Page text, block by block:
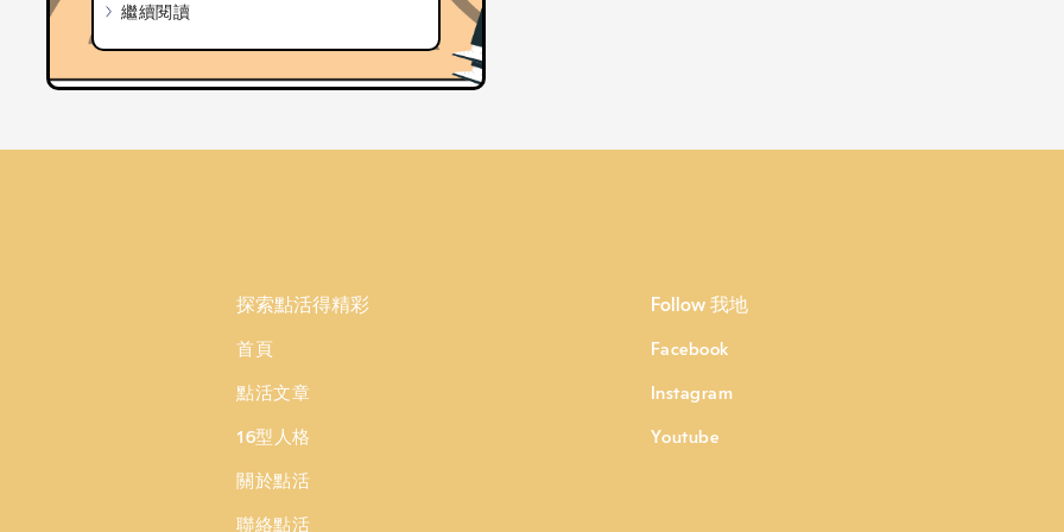
繼續閱讀
探索點活得精彩
首頁
點活文章
16型人格
關於點活
聯絡點活
Follow 我地
Facebook
Instagram
Youtube